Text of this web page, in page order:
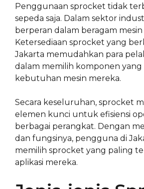
Penggunaan sprocket tidak
sepeda saja. Dalam sektor
berperan dalam beragam
Ketersediaan sprocket yang
Jakarta memudahkan para
dalam memilih komponen yang
kebutuhan mesin mereka.
Secara keseluruhan, sprocket
elemen kunci untuk efisiensi
berbagai perangkat. Dengan
dan fungsinya, pengguna di
memilih sprocket yang paling
aplikasi mereka.